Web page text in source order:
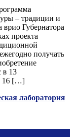
– традиции и
Губернатора
проекта
получать
в 13
16 […]
лаборатория